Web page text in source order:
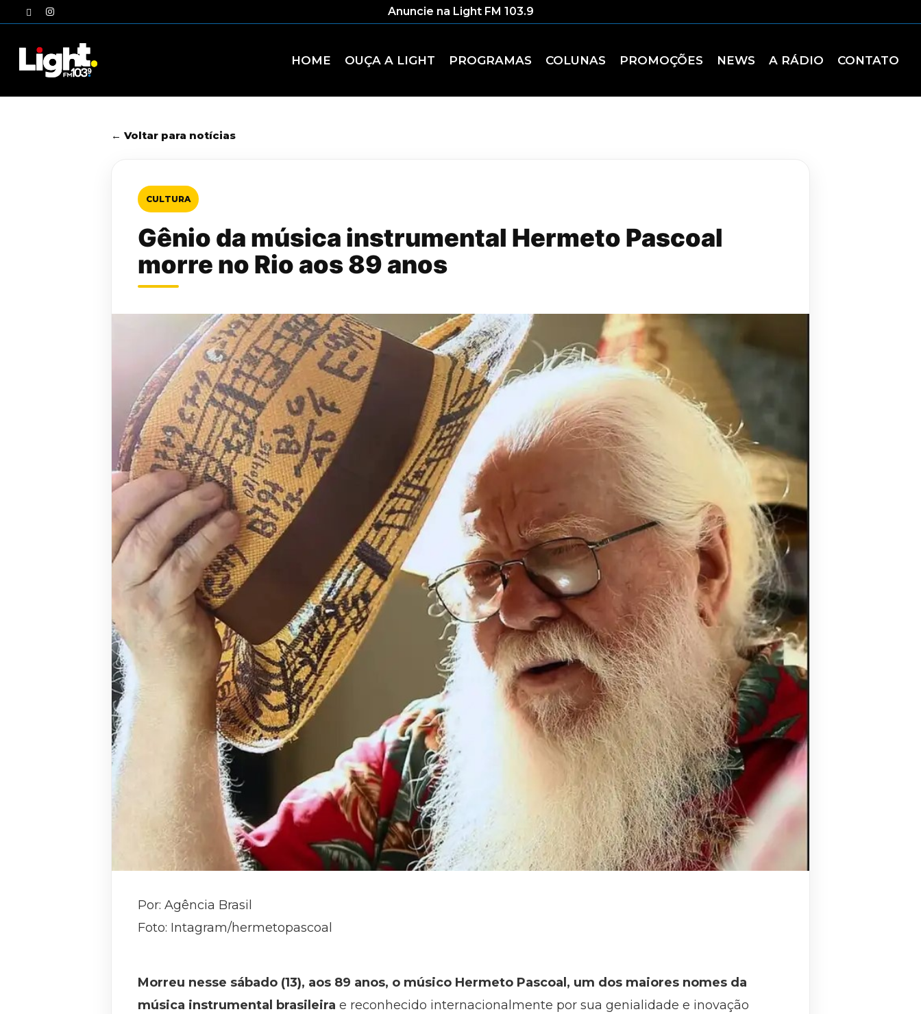
to
twitterinstagram Anuncie na Light FM 103.9
HOME OUÇA A LIGHT PROGRAMAS COLUNAS PROMOÇÕES NEWS A RÁDIO CONTATO
← Voltar para notícias
CULTURA
Gênio da música instrumental Hermeto Pascoal
morre no Rio aos 89 anos
Por: Agência Brasil
Foto: Intagram/hermetopascoal
Morreu nesse sábado (13), aos 89 anos, o músico Hermeto Pascoal, um dos maiores nomes da
música instrumental brasileira e reconhecido internacionalmente por sua genialidade e inovação